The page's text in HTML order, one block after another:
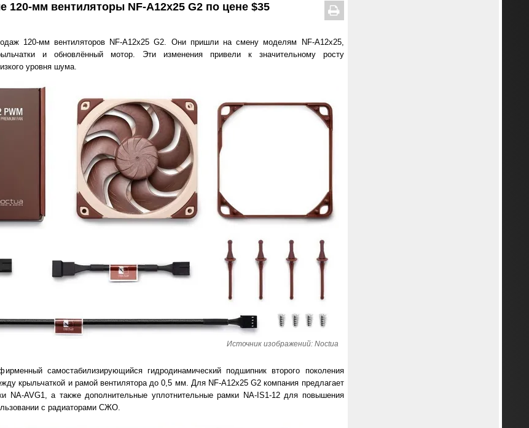
120-мм вентиляторы NF-A12x25 G2 по цене $35
120-мм вентиляторов NF-A12x25 G2. Они пришли на смену моделям NF-A12x25,
и обновлённый мотор. Эти изменения привели к значительному росту
уровня шума.
Источник изображений: Noctua
самостабилизирующийся гидродинамический подшипник второго поколения
крыльчаткой и рамой вентилятора до 0,5 мм. Для NF-A12x25 G2 компания предлагает
NA-AVG1, а также дополнительные уплотнительные рамки NA-IS1-12 для повышения
с радиаторами СЖО.